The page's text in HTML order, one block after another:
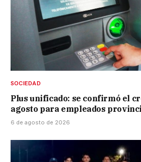
SOCIEDAD
Plus unificado: se confirmó el
agosto para empleados
6 de agosto de 2026